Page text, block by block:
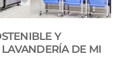
Y
DE MI